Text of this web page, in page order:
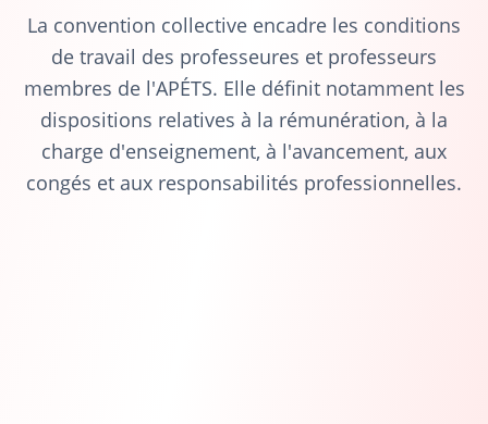
La convention collective encadre les conditions
de travail des professeures et professeurs
membres de l'APÉTS. Elle définit notamment les
dispositions relatives à la rémunération, à la
charge d'enseignement, à l'avancement, aux
congés et aux responsabilités professionnelles.